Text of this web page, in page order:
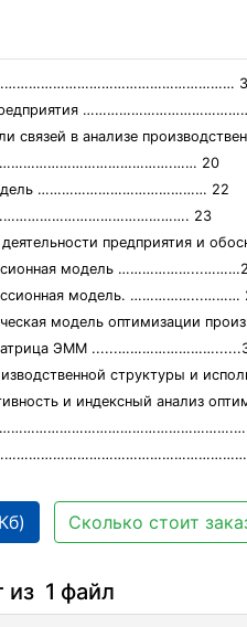
3
предприятия
связей в анализе
……………………………………….…… 20
модель …………………………………… 22
23
деятельности предприятия
модель
модель. ……………...………
модель оптимизации
матрица ЭММ
структуры и
и индексный
Сколько стоит
из 1 файл